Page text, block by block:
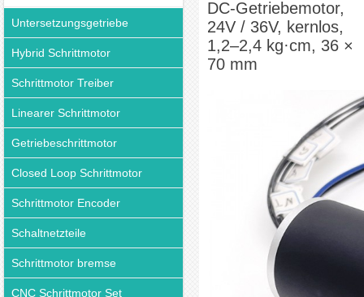
Untersetzungsgetriebe
Hybrid Schrittmotor
Schrittmotor Treiber
Linearer Schrittmotor
Getriebeschrittmotor
Closed Loop Schrittmotor
Schrittmotor Encoder
Schaltnetzteile
Schrittmotor bremse
CNC Schrittmotor Set
DC-Getriebemotor,
24V / 36V, kernlos,
1,2–2,4 kg·cm, 36 ×
70 mm